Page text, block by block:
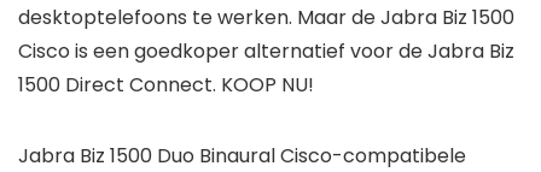
desktoptelefoons te werken. Maar de Jabra Biz 1500
Cisco is een goedkoper alternatief voor de Jabra Biz
1500 Direct Connect. KOOP NU!
Jabra Biz 1500 Duo Binaural Cisco-compatibele